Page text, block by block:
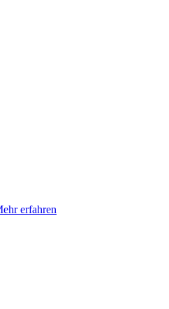
erfahren